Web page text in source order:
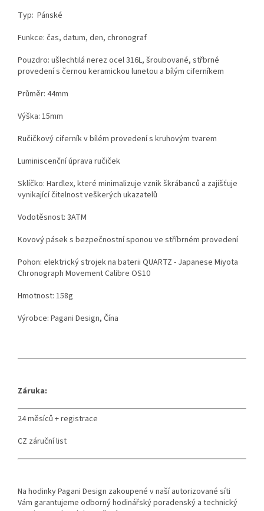
Typ: Pánské
Funkce: čas, datum, den, chronograf
Pouzdro: ušlechtilá nerez ocel 316L, šroubované, střbrné
provedení s černou keramickou lunetou a bílým ciferníkem
Průměr: 44mm
Výška: 15mm
Ručičkový ciferník v bílém provedení s kruhovým tvarem
Luminiscenční úprava ručiček
Sklíčko: Hardlex, které minimalizuje vznik škrábanců a zajišťuje
vynikající čitelnost veškerých ukazatelů
Vodotěsnost: 3ATM
Kovový pásek s bezpečnostní sponou ve stříbrném provedení
Pohon: elektrický strojek na baterii QUARTZ - Japanese Miyota
Chronograph Movement Calibre OS10
Hmotnost: 158g
Výrobce: Pagani Design, Čína
Záruka:
24 měsíců + registrace
CZ záruční list
Na hodinky Pagani Design zakoupené v naší autorizované síti
Vám garantujeme odborný hodinářský poradenský a technický